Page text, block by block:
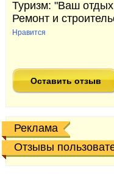
Туризм: "Ваш отдых
Ремонт и
Нравится
Оставить отзыв
Реклама
Отзывы